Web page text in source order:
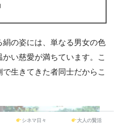
の姿には、単なる男女の色
い慈愛が満ちています。こ
生きてきた者同士だからこ
シネマ日々 大人の賢活